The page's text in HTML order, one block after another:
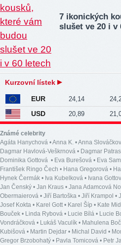
7 ikonických
slušet ve 20 i v
Kurzovní lístek
EUR 24,14
USD 20,89
Známé celebrity
Agáta Hanychová •Anna K. •Anna
Dagmar Havlová-Veškrnová • Dagmar
Dominika Gottová • Eva Burešová • Eva
František Ringo Čech • Hana Gregorová •
Hynek Čermák • Iva Kubelková • Ivana
Jan Čenský • Jan Kraus • Jana Adamcová
Obermaierová • Jiří Bartoška • Jiří Krampol •
Josef Kokta • Karel Gott • Karel Šíp • Kate
Bouček • Linda Rybová • Lucie Bílá • Lucie
Vondráčková • Lukáš Vaculík • Mahulena
Kubišová • Martin Dejdar • Michal David •
Gregor Brzobohatý • Pavla Tomicová • Petr